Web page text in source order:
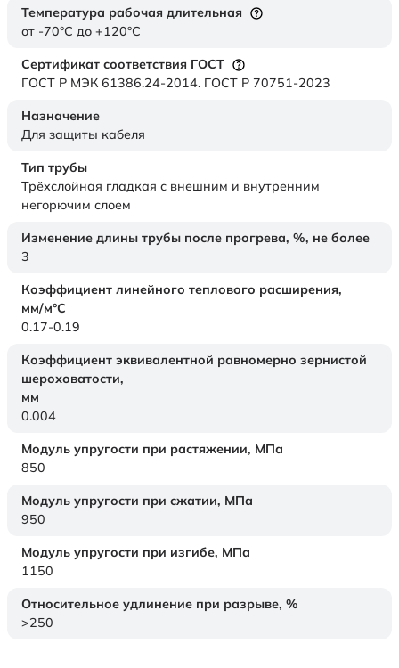
Температура рабочая длительная
от -70°C до +120°C
Сертификат соответствия ГОСТ
ГОСТ Р МЭК 61386.24-2014. ГОСТ Р 70751-2023
Назначение
Для защиты кабеля
Тип трубы
Трёхслойная гладкая с внешним и внутренним
негорючим слоем
Изменение длины трубы после прогрева, %, не более
3
Коэффициент линейного теплового расширения,
мм/м°С
0.17-0.19
Коэффициент эквивалентной равномерно зернистой
шероховатости,
мм
0.004
Модуль упругости при растяжении, МПа
850
Модуль упругости при сжатии, МПа
950
Модуль упругости при изгибе, МПа
1150
Относительное удлинение при разрыве, %
>250